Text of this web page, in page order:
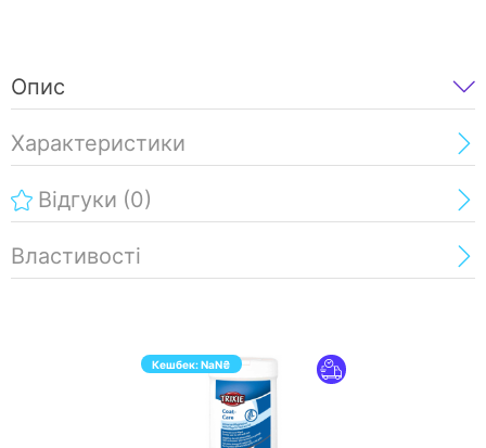
Опис
Характеристики
Відгуки (0)
Властивості
Кешбек:NaN₴